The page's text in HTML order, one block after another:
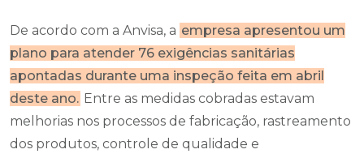
De acordo com a Anvisa, a empresa apresentou um
plano para atender 76 exigências sanitárias
apontadas durante uma inspeção feita em abril
deste ano. Entre as medidas cobradas estavam
melhorias nos processos de fabricação, rastreamento
dos produtos, controle de qualidade e